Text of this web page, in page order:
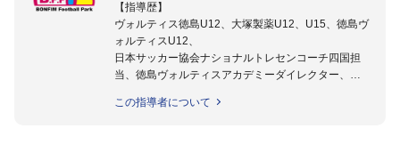
【指導歴】
ヴォルティス徳島U12、大塚製薬U12、U15、徳島ヴ
ォルティスU12、
日本サッカー協会ナショナルトレセンコーチ四国担
当、徳島ヴォルティスアカデミーダイレクター、
日本サッカー協会公認B級養成講習会インストラクタ
この指導者について